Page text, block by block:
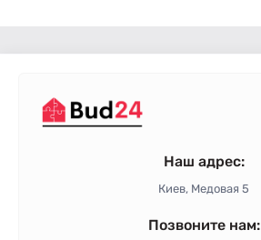
Наш адрес:
Киев, Медовая 5
Позвоните нам: